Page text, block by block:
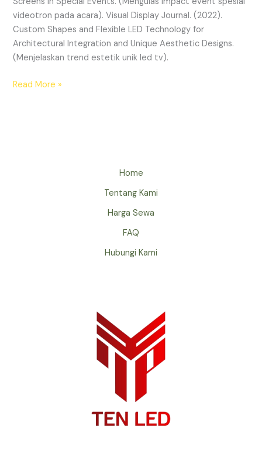
videotron pada acara). Visual Display Journal. (2022).
Custom Shapes and Flexible LED Technology for
Architectural Integration and Unique Aesthetic Designs.
(Menjelaskan trend estetik unik led tv).
Read More »
Home
Tentang Kami
Harga Sewa
FAQ
Hubungi Kami